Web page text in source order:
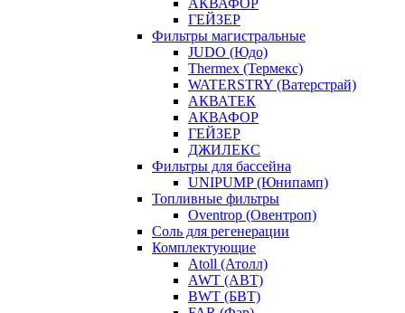
АКВАФОР
ГЕЙЗЕР
Фильтры магистральные
JUDO (Юдо)
Thermex (Термекс)
WATERSTRY (Ватерстрай)
АКВАТЕК
АКВАФОР
ГЕЙЗЕР
ДЖИЛЕКС
Фильтры для бассейна
UNIPUMP (Юнипамп)
Топливные фильтры
Oventrop (Овентроп)
Соль для регенерации
Комплектующие
Atoll (Атолл)
AWT (АВТ)
BWT (БВТ)